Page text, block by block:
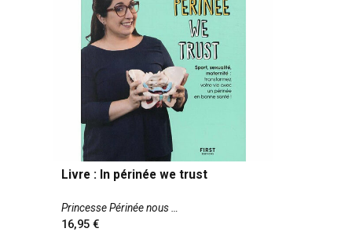
Livre : In périnée we trust
Princesse Périnée nous
16,95